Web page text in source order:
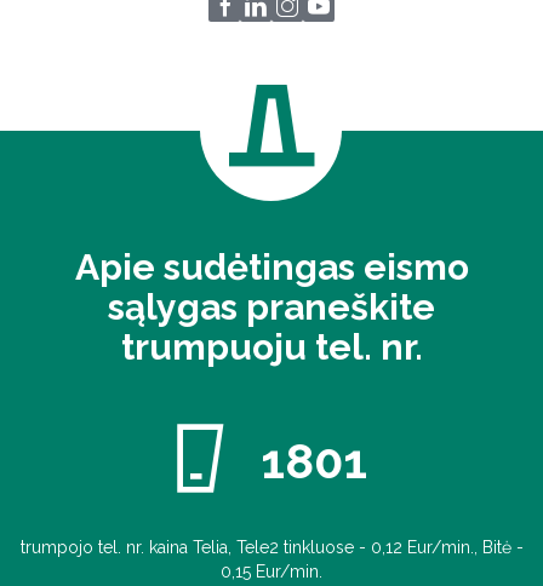
Apie sudėtingas eismo
sąlygas praneškite
trumpuoju tel. nr.
1801
trumpojo tel. nr. kaina Telia, Tele2 tinkluose - 0,12 Eur/min., Bitė -
0,15 Eur/min.